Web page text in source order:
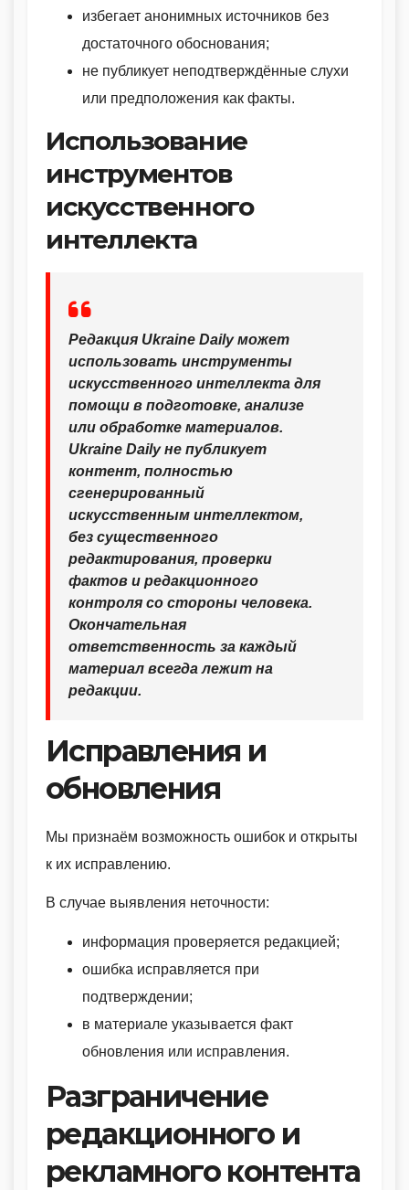
избегает анонимных источников без
достаточного обоснования;
не публикует неподтверждённые слухи
или предположения как факты.
Использование
инструментов
искусственного
интеллекта
Редакция Ukraine Daily может
использовать инструменты
искусственного интеллекта для
помощи в подготовке, анализе
или обработке материалов.
Ukraine Daily не публикует
контент, полностью
сгенерированный
искусственным интеллектом,
без существенного
редактирования, проверки
фактов и редакционного
контроля со стороны человека.
Окончательная
ответственность за каждый
материал всегда лежит на
редакции.
Исправления и
обновления
Мы признаём возможность ошибок и открыты
к их исправлению.
В случае выявления неточности:
информация проверяется редакцией;
ошибка исправляется при
подтверждении;
в материале указывается факт
обновления или исправления.
Разграничение
редакционного и
рекламного контента